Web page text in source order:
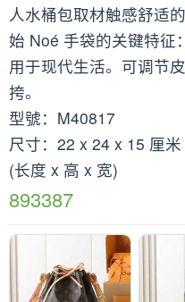
人水桶包取材触感舒适
始 Noé 手袋的关键特征
用于现代生活。可调节
挎。
型號：M40817
尺寸：22 x 24 x 15 厘米
(长度 x 高 x 宽)
893387